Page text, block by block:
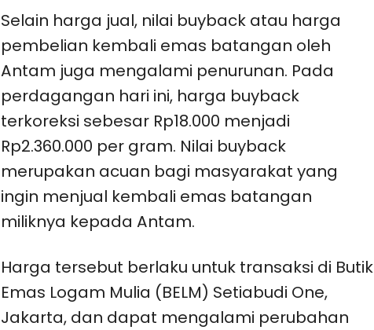
Selain harga jual, nilai buyback atau harga
pembelian kembali emas batangan oleh
Antam juga mengalami penurunan. Pada
perdagangan hari ini, harga buyback
terkoreksi sebesar Rp18.000 menjadi
Rp2.360.000 per gram. Nilai buyback
merupakan acuan bagi masyarakat yang
ingin menjual kembali emas batangan
miliknya kepada Antam.
Harga tersebut berlaku untuk transaksi di Butik
Emas Logam Mulia (BELM) Setiabudi One,
Jakarta, dan dapat mengalami perubahan